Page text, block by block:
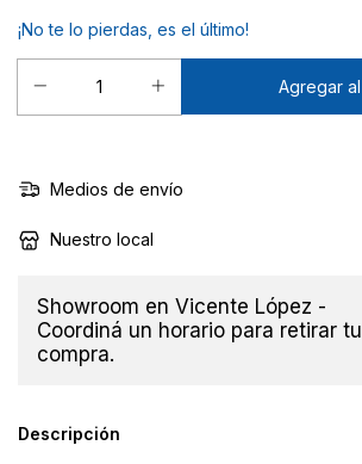
¡No te lo pierdas, es el último!
Medios de envío
Nuestro local
Showroom en Vicente López -
Coordiná un horario para retirar tu
compra.
Descripción